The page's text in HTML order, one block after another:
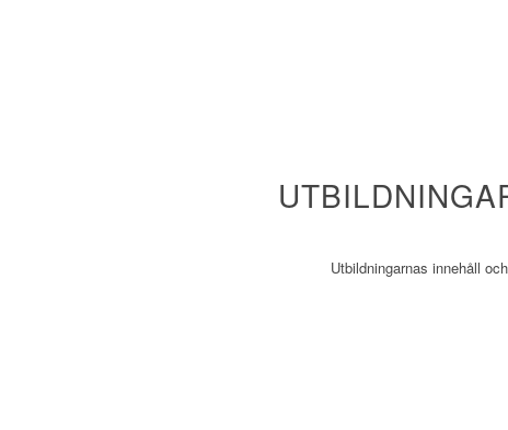
Utbildningarnas innehåll